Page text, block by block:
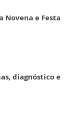
Novena e Festa
diagnóstico e